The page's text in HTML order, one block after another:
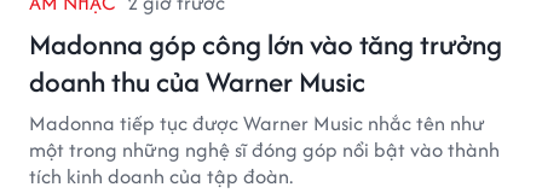
Madonna góp công lớn vào tăng trưởng
doanh thu của Warner Music
Madonna tiếp tục được Warner Music nhắc tên như
một trong những nghệ sĩ đóng góp nổi bật vào thành
tích kinh doanh của tập đoàn.